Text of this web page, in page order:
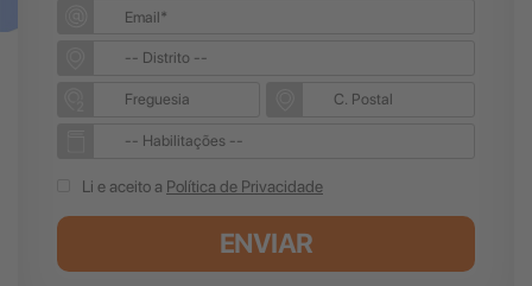
Li e aceito a Política de Privacidade
ENVIAR